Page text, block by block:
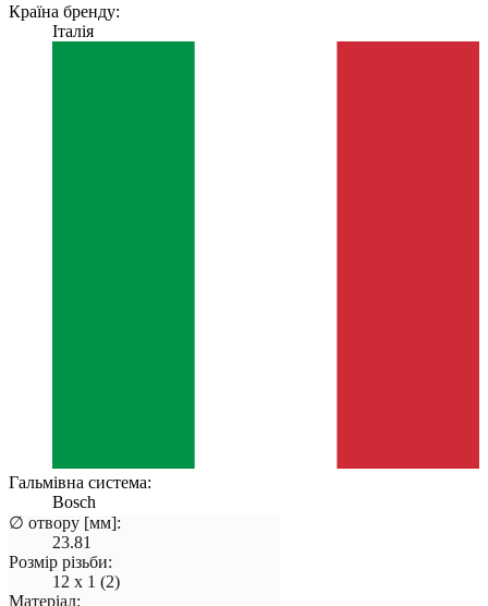
Країна бренду:
Італія
Гальмівна система:
Bosch
∅ отвору [мм]:
23.81
Розмір різьби:
12 x 1 (2)
Матеріал: